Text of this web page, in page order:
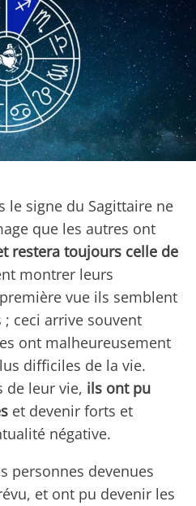
le signe du Sagittaire ne
que les autres ont
restera toujours celle de
montrer leurs
vue ils semblent
ceci arrive souvent
ont malheureusement
difficiles de la vie.
de leur vie, ils ont pu
et devenir forts et
négative.
personnes devenues
et ont pu devenir les